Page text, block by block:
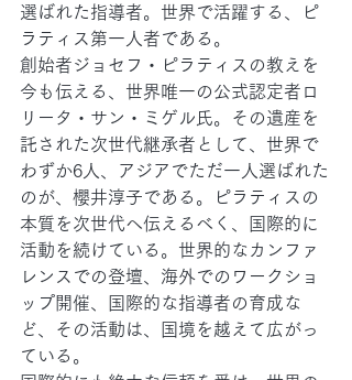
選ばれた指導者。世界で活躍する、ピ
ラティス第一人者である。
創始者ジョセフ・ピラティスの教えを
今も伝える、世界唯一の公式認定者ロ
リータ・サン・ミゲル氏。その遺産を
託された次世代継承者として、世界で
わずか6人、アジアでただ一人選ばれた
のが、櫻井淳子である。ピラティスの
本質を次世代へ伝えるべく、国際的に
活動を続けている。世界的なカンファ
レンスでの登壇、海外でのワークショ
ップ開催、国際的な指導者の育成な
ど、その活動は、国境を越えて広がっ
ている。